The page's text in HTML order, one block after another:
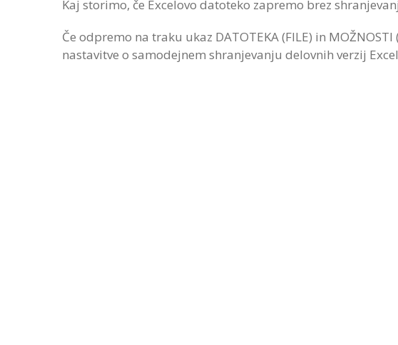
Kaj storimo, če Excelovo datoteko zapremo brez
Če odpremo na traku ukaz DATOTEKA (FILE) in
nastavitve o samodejnem shranjevanju delovnih verzij